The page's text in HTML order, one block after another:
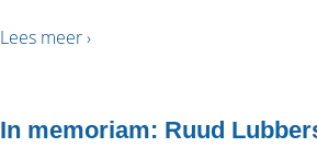
Lees meer ›
In memoriam: Ruud